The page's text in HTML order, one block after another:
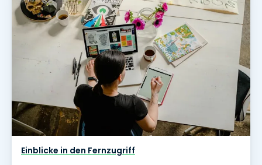
Einblicke in den Fernzugriff